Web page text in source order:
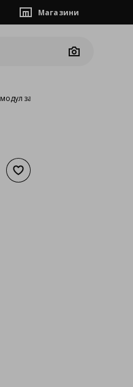
Магазини
Camera
модул за съхран. за стенен монтаж,
Добави към списъка с